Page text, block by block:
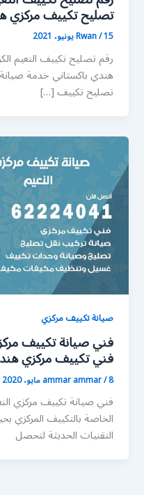
تصليح تكييف مركزي
Rwan/15 يونيو، 2021
رقم تصليح تكييف النعيم
هندي باكستاني خدمة
تصليح تكييف […]
صيانة تكييف مركزي
فني تكييف مركزي
ammar ammar/8 مايو، 2020
فني صيانة تكييف مركزي
الخاصة بالتكييف المركزي
التقنيات الحديثة لتحصل